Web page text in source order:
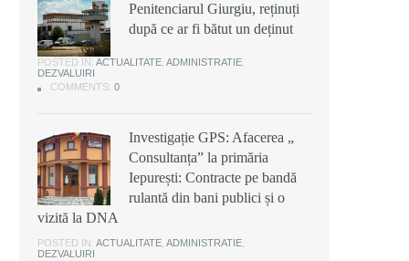
Penitenciarul Giurgiu, reținuți
după ce ar fi bătut un deținut
POSTED IN: ACTUALITATE ADMINISTRATIE
DEZVALUIRI
COMMENTS: 0
Investigație GPS: Afacerea „
Consultanța” la primăria
Iepurești: Contracte pe bandă
rulantă din bani publici și o
vizită la DNA
POSTED IN: ACTUALITATE ADMINISTRATIE
DEZVALUIRI